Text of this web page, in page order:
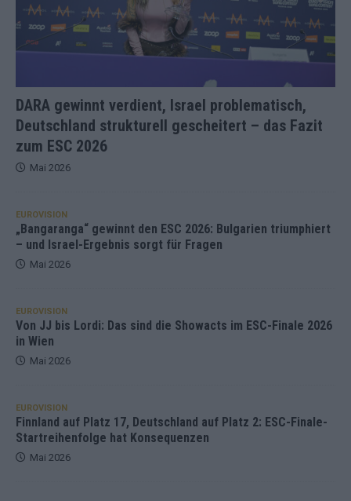
DARA gewinnt verdient, Israel problematisch,
Deutschland strukturell gescheitert – das Fazit
zum ESC 2026
Mai 2026
EUROVISION
„Bangaranga“ gewinnt den ESC 2026: Bulgarien triumphiert
– und Israel-Ergebnis sorgt für Fragen
Mai 2026
EUROVISION
Von JJ bis Lordi: Das sind die Showacts im ESC-Finale 2026
in Wien
Mai 2026
EUROVISION
Finnland auf Platz 17, Deutschland auf Platz 2: ESC-Finale-
Startreihenfolge hat Konsequenzen
Mai 2026